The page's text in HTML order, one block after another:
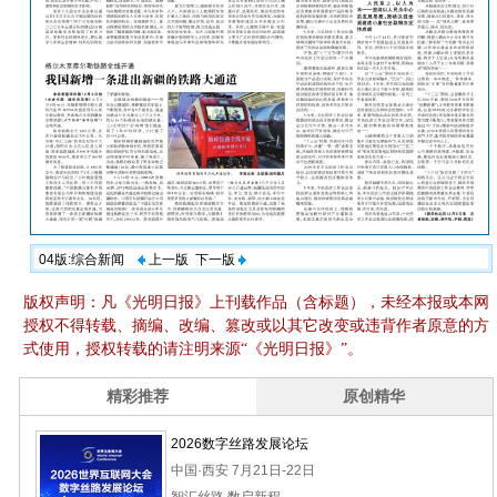
04版:综合新闻 上一版 下一版
版权声明：凡《光明日报》上刊载作品（含标题），未经本报或本网
授权不得转载、摘编、改编、篡改或以其它改变或违背作者原意的方
式使用，授权转载的请注明来源“《光明日报》”。